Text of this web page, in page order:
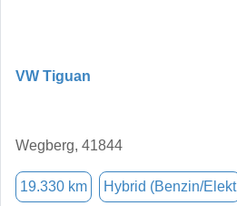
VW Tiguan
Wegberg, 41844
19.330 km Hybrid (Benzin/Elekt